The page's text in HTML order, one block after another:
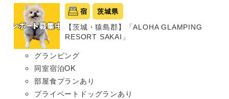
宿 茨城県
【茨城・猿島郡】「ALOHA GLAMPING
RESORT SAKAI」
グランピング
同室宿泊OK
部屋食プランあり
プライベートドッグランあり